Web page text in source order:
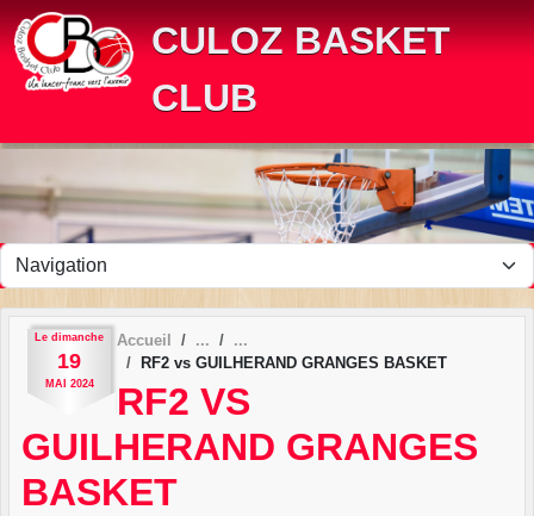
CULOZ BASKET
CLUB
Le dimanche
19
MAI 2024
Accueil
RF2 vs GUILHERAND GRANGES BASKET
RF2 VS
GUILHERAND GRANGES
BASKET
Panneau de gestion des cookies